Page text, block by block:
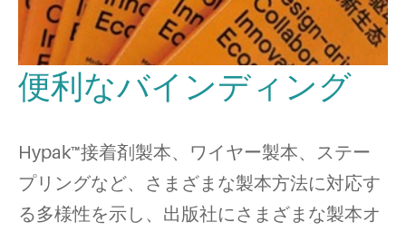
便利なバインディング
Hypak™接着剤製本、ワイヤー製本、ステー
プリングなど、さまざまな製本方法に対応す
る多様性を示し、出版社にさまざまな製本オ